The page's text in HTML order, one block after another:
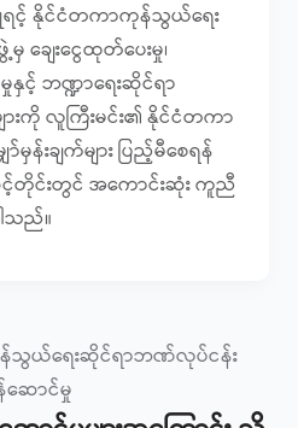
နိုင်ငံတကာကုန်သွယ်ရေး
ချေးငွေထုတ်ပေးမှု၊
င့် ဘဏ္ဍာရေးဆိုင်ရာ
းကို လူကြီးမင်း၏ နိုင်ငံတကာ
န်းချက်များ ပြည့်မီစေရန်
တိုင်းတွင် အကောင်းဆုံး ကူညီ
သည်။
ယ်ရေးဆိုင်ရာဘဏ်လုပ်ငန်း
ဆောင်မှု